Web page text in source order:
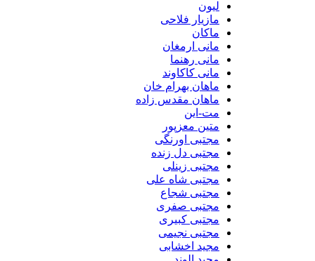
مازیار فلاحی
مانی ارمغان
مانی رهنما
مانی کاکاوند
ماهان بهرام خان
ماهان مقدس زاده
مت-این
متین معزپور
مجتبی اورنگی
مجتبی دل زنده
مجتبی زینلی
مجتبی شاه علی
مجتبی شجاع
مجتبی صفری
مجتبی کبیری
مجتبی نجیمی
مجید اخشابی